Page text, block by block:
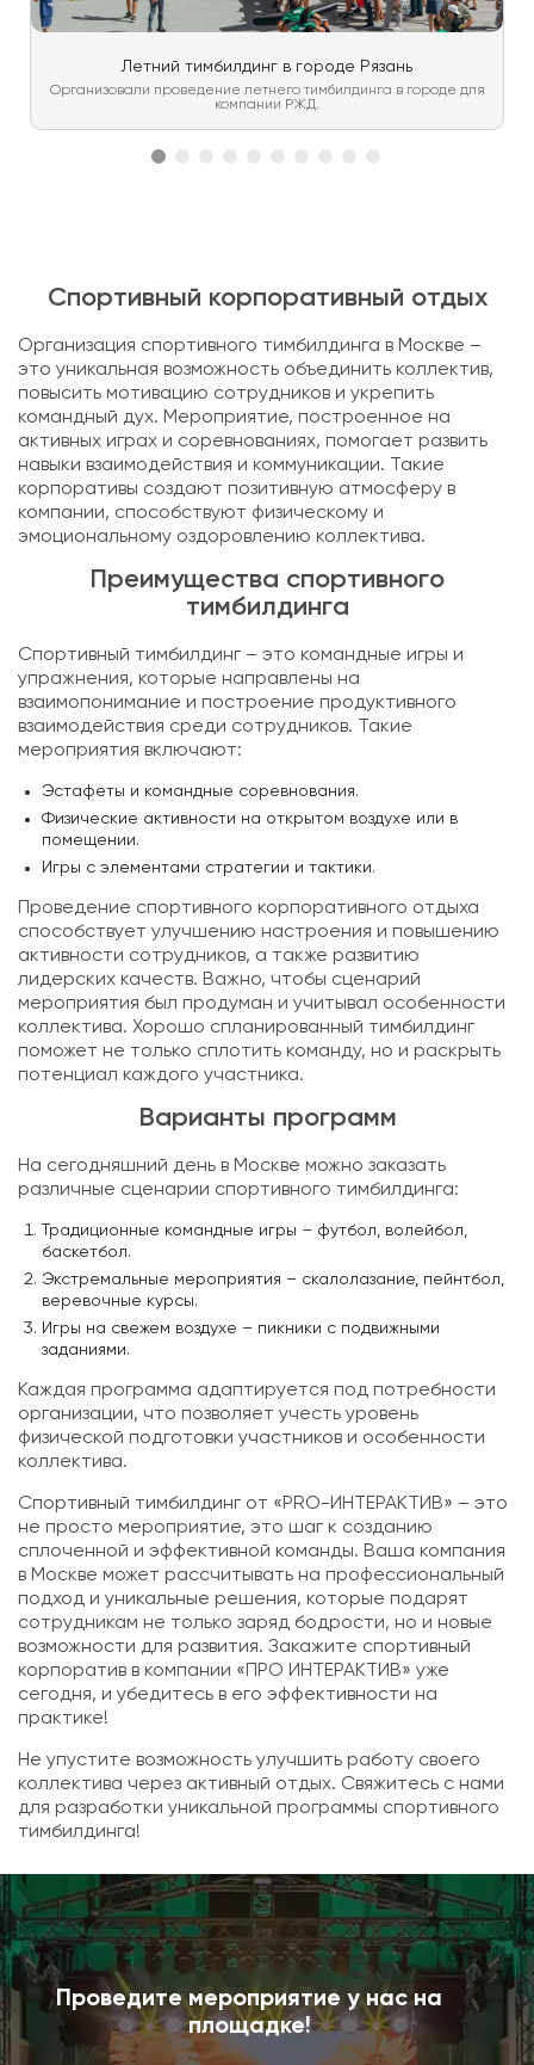
Летний тимбилдинг в городе Рязань
Организовали проведение летнего тимбилдинга в городе для
компании РЖД.
Спортивный корпоративный отдых
Организация спортивного тимбилдинга в Москве –
это уникальная возможность объединить коллектив,
повысить мотивацию сотрудников и укрепить
командный дух. Мероприятие, построенное на
активных играх и соревнованиях, помогает развить
навыки взаимодействия и коммуникации. Такие
корпоративы создают позитивную атмосферу в
компании, способствуют физическому и
эмоциональному оздоровлению коллектива.
Преимущества спортивного
тимбилдинга
Спортивный тимбилдинг – это командные игры и
упражнения, которые направлены на
взаимопонимание и построение продуктивного
взаимодействия среди сотрудников. Такие
мероприятия включают:
Эстафеты и командные соревнования.
Физические активности на открытом воздухе или в
помещении.
Игры с элементами стратегии и тактики.
Проведение спортивного корпоративного отдыха
способствует улучшению настроения и повышению
активности сотрудников, а также развитию
лидерских качеств. Важно, чтобы сценарий
мероприятия был продуман и учитывал особенности
коллектива. Хорошо спланированный тимбилдинг
поможет не только сплотить команду, но и раскрыть
потенциал каждого участника.
Варианты программ
На сегодняшний день в Москве можно заказать
различные сценарии спортивного тимбилдинга:
Традиционные командные игры – футбол, волейбол,
баскетбол.
Экстремальные мероприятия – скалолазание, пейнтбол,
веревочные курсы.
Игры на свежем воздухе – пикники с подвижными
заданиями.
Каждая программа адаптируется под потребности
организации, что позволяет учесть уровень
физической подготовки участников и особенности
коллектива.
Спортивный тимбилдинг от «PRO-ИНТЕРАКТИВ» – это
не просто мероприятие, это шаг к созданию
сплоченной и эффективной команды. Ваша компания
в Москве может рассчитывать на профессиональный
подход и уникальные решения, которые подарят
сотрудникам не только заряд бодрости, но и новые
возможности для развития. Закажите спортивный
корпоратив в компании «ПРО ИНТЕРАКТИВ» уже
сегодня, и убедитесь в его эффективности на
практике!
Не упустите возможность улучшить работу своего
коллектива через активный отдых. Свяжитесь с нами
для разработки уникальной программы спортивного
тимбилдинга!
Проведите мероприятие у нас на
площадке!